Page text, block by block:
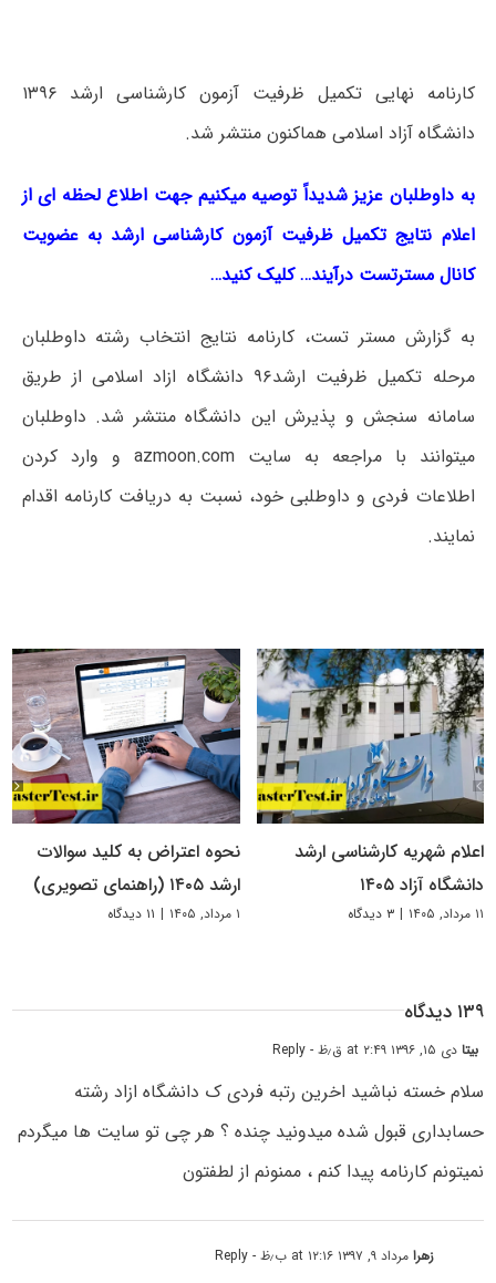
کارنامه نهایی تکمیل ظرفیت آزمون کارشناسی ارشد ۱۳۹۶
دانشگاه آزاد اسلامی هم‎اکنون منتشر شد.
به داوطلبان عزیز شدیداً توصیه میکنیم جهت اطلاع لحظه ای از
اعلام نتایج تکمیل ظرفیت آزمون کارشناسی ارشد به عضویت
کانال مسترتست درآیند… کلیک کنید…
به گزارش مستر تست، کارنامه نتایج انتخاب رشته داوطلبان
مرحله تکمیل ظرفیت ارشد۹۶ دانشگاه ازاد اسلامی از طریق
سامانه سنجش و پذیرش این دانشگاه منتشر شد. داوطلبان
می‎توانند با مراجعه به سایت azmoon.com و وارد کردن
اطلاعات فردی و داوطلبی خود، نسبت به دریافت کارنامه اقدام
نمایند.
اعلام شهریه کارشناسی ارشد
دانشگاه آزاد ۱۴۰۵
۱۱ مرداد, ۱۴۰۵ | ۳ دیدگاه
نحوه اعتراض به کلید سوالات
ارشد ۱۴۰۵ (راهنمای تصویری)
۱ مرداد, ۱۴۰۵ | ۱۱ دیدگاه
۱۳۹ دیدگاه
بیتادی ۱۵, ۱۳۹۶ at ۲:۴۹ ق٫ظ - Reply
سلام خسته نباشید اخرین رتبه فردی ک دانشگاه ازاد رشته
حسابداری قبول شده میدونید چنده ؟ هر چی تو سایت ها میگردم
نمیتونم کارنامه پیدا کنم ، ممنونم از لطفتون
زهرامرداد ۹, ۱۳۹۷ at ۱۲:۱۶ ب٫ظ - Reply